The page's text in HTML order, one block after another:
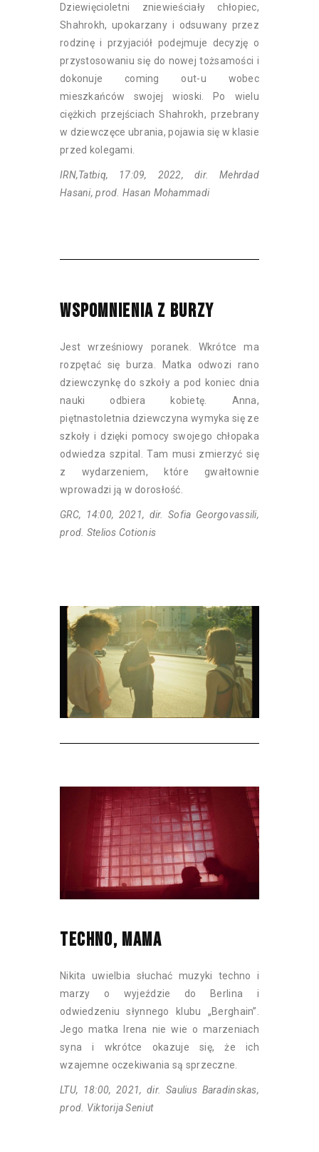
Dziewięcioletni zniewieściały chłopiec,
Shahrokh, upokarzany i odsuwany przez
rodzinę i przyjaciół podejmuje decyzję o
przystosowaniu się do nowej tożsamości i
dokonuje coming out-u wobec
mieszkańców swojej wioski. Po wielu
ciężkich przejściach Shahrokh, przebrany
w dziewczęce ubrania, pojawia się w klasie
przed kolegami.
IRN,Tatbiq, 17:09, 2022, dir. Mehrdad
Hasani, prod. Hasan Mohammadi
WSPOMNIENIA Z BURZY
Jest wrześniowy poranek. Wkrótce ma
rozpętać się burza. Matka odwozi rano
dziewczynkę do szkoły a pod koniec dnia
nauki odbiera kobietę. Anna,
piętnastoletnia dziewczyna wymyka się ze
szkoły i dzięki pomocy swojego chłopaka
odwiedza szpital. Tam musi zmierzyć się
z wydarzeniem, które gwałtownie
wprowadzi ją w dorosłość.
GRC, 14:00, 2021, dir. Sofia Georgovassili,
prod. Stelios Cotionis
TECHNO, MAMA
Nikita uwielbia słuchać muzyki techno i
marzy o wyjeździe do Berlina i
odwiedzeniu słynnego klubu „Berghain”.
Jego matka Irena nie wie o marzeniach
syna i wkrótce okazuje się, że ich
wzajemne oczekiwania są sprzeczne.
LTU, 18:00, 2021, dir. Saulius Baradinskas,
prod. Viktorija Seniut